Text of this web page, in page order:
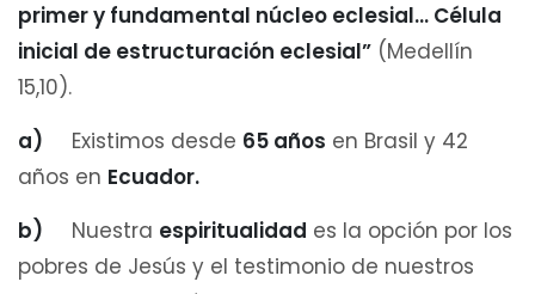
primer y fundamental núcleo eclesial… Célula
inicial de estructuración eclesial” (Medellín
15,10).
a) Existimos desde 65 años en Brasil y 42
años en Ecuador.
b) Nuestra espiritualidad es la opción por los
pobres de Jesús y el testimonio de nuestros